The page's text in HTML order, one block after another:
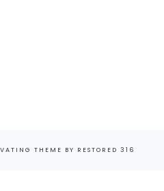
THEME BY RESTORED 316